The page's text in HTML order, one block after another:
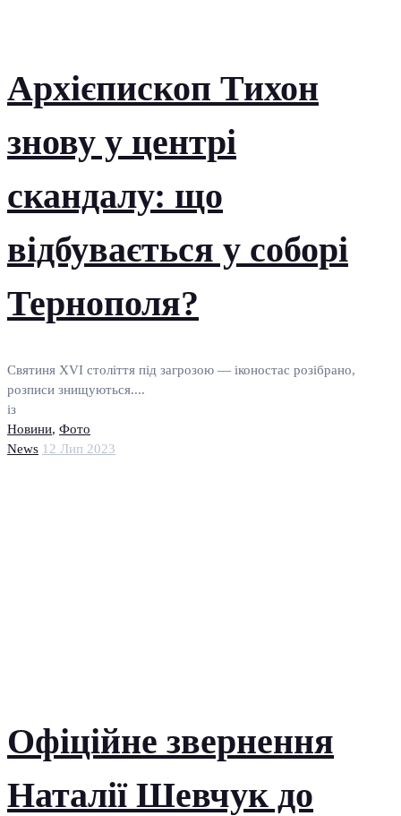
Архієпископ Тихон
знову у центрі
скандалу: що
відбувається у соборі
Тернополя?
Святиня XVI століття під загрозою — іконостас розібрано,
розписи знищуються....
із
Новини, Фото
News 12 Лип 2023
Офіційне звернення
Наталії Шевчук до